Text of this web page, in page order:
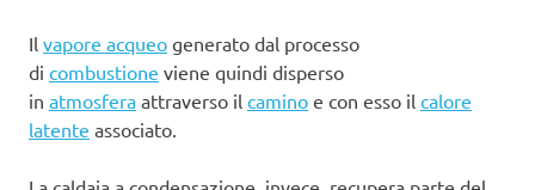
Il vapore acqueo generato dal processo
di combustione viene quindi disperso
in atmosfera attraverso il camino e con esso il calore
latente associato.